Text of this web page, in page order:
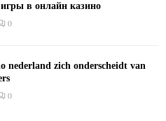
в онлайн казино
0
nederland zich onderscheidt van
0